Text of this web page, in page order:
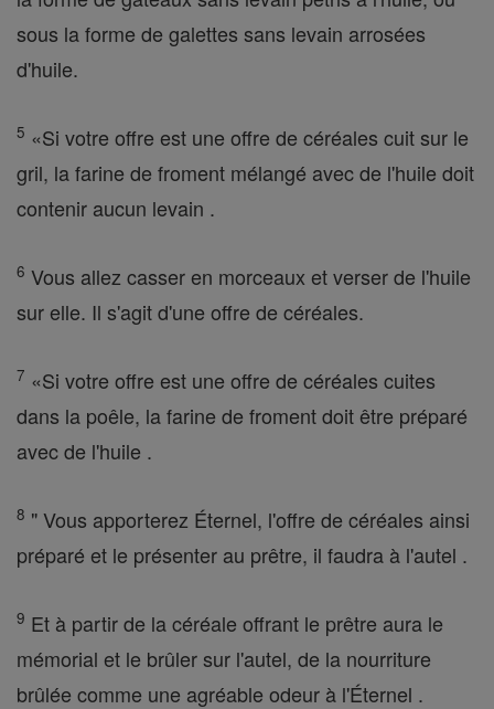
sous la forme de galettes sans levain arrosées
d'huile.
5 «Si votre offre est une offre de céréales cuit sur le
gril, la farine de froment mélangé avec de l'huile doit
contenir aucun levain .
6 Vous allez casser en morceaux et verser de l'huile
sur elle. Il s'agit d'une offre de céréales.
7 «Si votre offre est une offre de céréales cuites
dans la poêle, la farine de froment doit être préparé
avec de l'huile .
8 " Vous apporterez Éternel, l'offre de céréales ainsi
préparé et le présenter au prêtre, il faudra à l'autel .
9 Et à partir de la céréale offrant le prêtre aura le
mémorial et le brûler sur l'autel, de la nourriture
brûlée comme une agréable odeur à l'Éternel .